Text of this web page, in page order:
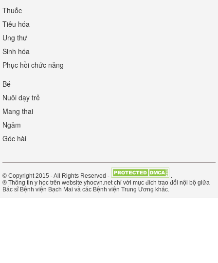
Thuốc
Tiêu hóa
Ung thư
Sinh hóa
Phục hồi chức năng
Bé
Nuôi dạy trẻ
Mang thai
Ngẫm
Góc hài
© Copyright 2015 - All Rights Reserved -
.
® Thông tin y học trên website yhocvn.net chỉ với mục đích trao đổi nội bộ giữa
Bác sĩ Bệnh viện Bạch Mai và các Bệnh viện Trung Ương khác.